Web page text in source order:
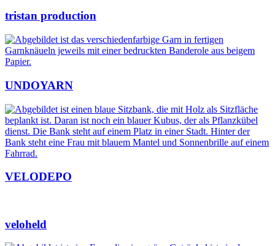
tristan production
UNDOYARN
VELODEPO
veloheld